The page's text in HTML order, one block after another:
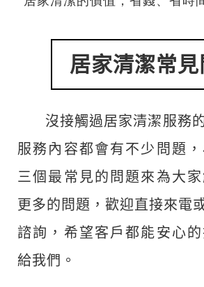
居家清潔常
沒接觸過居家清潔服務
服務內容都會有不少問題
三個最常見的問題來為大
更多的問題，歡迎直接來電
諮詢，希望客戶都能安心
給我們。